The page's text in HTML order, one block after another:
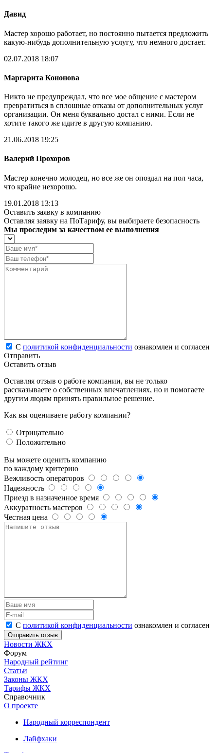
Давид
Мастер хорошо работает, но постоянно пытается предложить
какую-нибудь дополнительную услугу, что немного достает.
02.07.2018 18:07
Маргарита Кононова
Никто не предупреждал, что все мое общение с мастером
превратиться в сплошные отказы от дополнительных услуг
организации. Он меня буквально достал с ними. Если не
хотите такого же идите в другую компанию.
21.06.2018 19:25
Валерий Прохоров
Мастер конечно молодец, но все же он опоздал на пол часа,
что крайне нехорошо.
19.01.2018 13:13
Оставить заявку в компанию
Оставляя заявку на ПоТарифу, вы выбираете безопасность
Мы проследим за качеством ее выполнения
С политикой конфиденциальности ознакомлен и согласен
Отправить
Оставить отзыв
Оставляя отзыв о работе компании, вы не только
рассказываете о собственных впечатлениях, но и помогаете
другим людям принять правильное решение.
Как вы оцениваете работу компании?
Отрицательно
Положительно
Вы можете оценить компанию
по каждому критерию
Вежливость операторов
Надежность
Приезд в назначенное время
Аккуратность мастеров
Честная цена
С политикой конфиденциальности ознакомлен и согласен
Новости ЖКХ
Форум
Народный рейтинг
Статьи
Законы ЖКХ
Тарифы ЖКХ
Справочник
О проекте
Народный корреспондент
Лайфхаки